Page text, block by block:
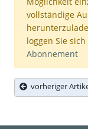
vollständige
loggen Sie
Abonnement
vorheriger